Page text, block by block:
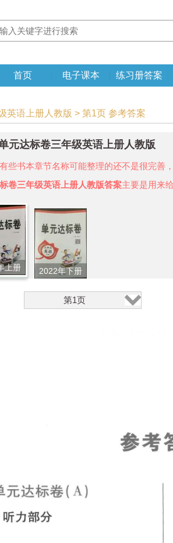
首页 电子课本 练习册答案
英语上册人教版 > 第1页 参考答案
元达标卷三年级英语上册人教版
些书本章节名称可能整理的还不是很完善
卷三年级英语上册人教版答案主要是用来
上册 2022年下册
第1页